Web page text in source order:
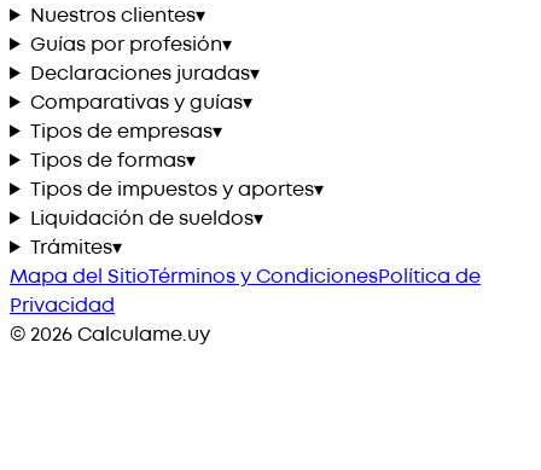
Nuestros clientes▾
Guías por profesión▾
Declaraciones juradas▾
Comparativas y guías▾
Tipos de empresas▾
Tipos de formas▾
Tipos de impuestos y aportes▾
Liquidación de sueldos▾
Trámites▾
Mapa del SitioTérminos y CondicionesPolítica de
Privacidad
©2026Calculame.uy